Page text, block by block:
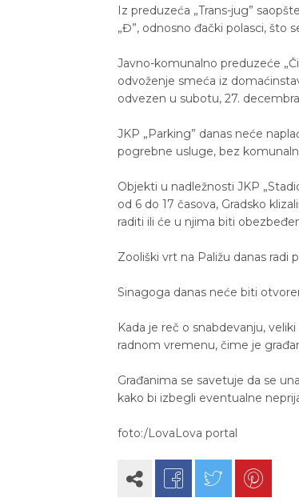
Iz preduzeća „Trans-jug”
„Đ”, odnosno đački polasci, što
Javno-komunalno preduzeće
odvoženje smeća iz
odvezen u subotu, 27.
JKP „Parking” danas neće
pogrebne usluge, bez
Objekti u nadležnosti JKP
od 6 do 17 časova, Gradsko
raditi ili će u njima biti
Zooliški vrt na Paližu danas radi
Sinagoga danas neće biti
Kada je reč o snabdevanju,
radnom vremenu, čime je
Građanima se savetuje da se
kako bi izbegli eventualne
foto:/LovaLova portal